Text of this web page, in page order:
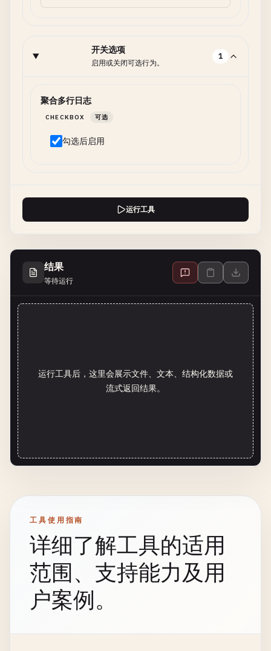
开关选项
启用或关闭可选行为。
1
聚合多行日志
CHECKBOX 可选
勾选后启用
运行工具
结果
等待运行
运行工具后，这里会展示文件、文本、结构化数据或
流式返回结果。
工具使用指南
详细了解工具的适用
范围、支持能力及用
户案例。